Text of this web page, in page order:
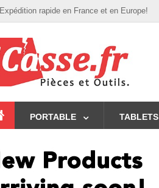
Expédition rapide en France et en Europe!
PORTABLE TABLETS